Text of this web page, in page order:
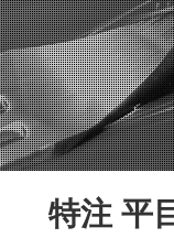
特注 平